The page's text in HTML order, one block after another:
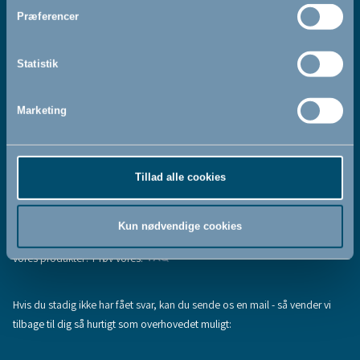
Præferencer
Statistik
Marketing
Tillad alle cookies
Kun nødvendige cookies
læst og accepteret vores
Cookiepolitik
Tilmeld
Fandt du ikke den information, du søgte, eller har du flere spørgsmål til
vores produkter? Prøv vores:FAQ
Hvis du stadig ikke har fået svar, kan du sende os en mail - så vender vi
tilbage til dig så hurtigt som overhovedet muligt: